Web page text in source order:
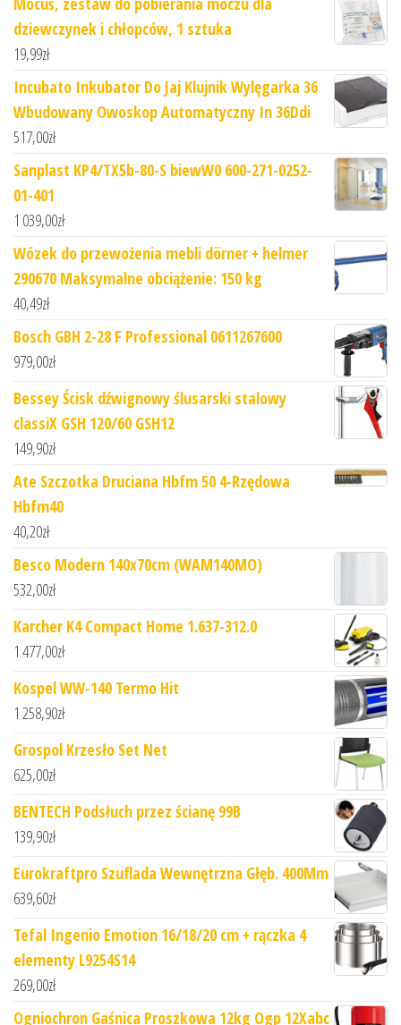
dziewczynek i chłopców, 1 sztuka
19,99zł
Incubato Inkubator Do Jaj Klujnik Wylęgarka 36
Wbudowany Owoskop Automatyczny In 36Ddi
517,00zł
Sanplast KP4/TX5b-80-S biewW0 600-271-0252-
01-401
1 039,00zł
Wózek do przewożenia mebli dörner + helmer
290670 Maksymalne obciążenie: 150 kg
40,49zł
Bosch GBH 2-28 F Professional 0611267600
979,00zł
Bessey Ścisk dźwignowy ślusarski stalowy
classiX GSH 120/60 GSH12
149,90zł
Ate Szczotka Druciana Hbfm 50 4-Rzędowa
Hbfm40
40,20zł
Besco Modern 140x70cm (WAM140MO)
532,00zł
Karcher K4 Compact Home 1.637-312.0
1 477,00zł
Kospel WW-140 Termo Hit
1 258,90zł
Grospol Krzesło Set Net
625,00zł
BENTECH Podsłuch przez ścianę 99B
139,90zł
Eurokraftpro Szuflada Wewnętrzna Głęb. 400Mm
639,60zł
Tefal Ingenio Emotion 16/18/20 cm + rączka 4
elementy L9254S14
269,00zł
Ogniochron Gaśnica Proszkowa 12kg Ogp 12Xabc